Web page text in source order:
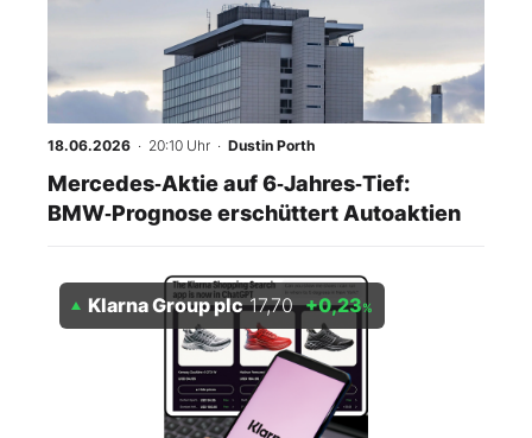
18.06.2026 · 20:10 Uhr · Dustin Porth
Mercedes‑Aktie auf 6‑Jahres‑Tief:
BMW‑Prognose erschüttert Autoaktien
Klarna Group plc 17,70 +0,23%